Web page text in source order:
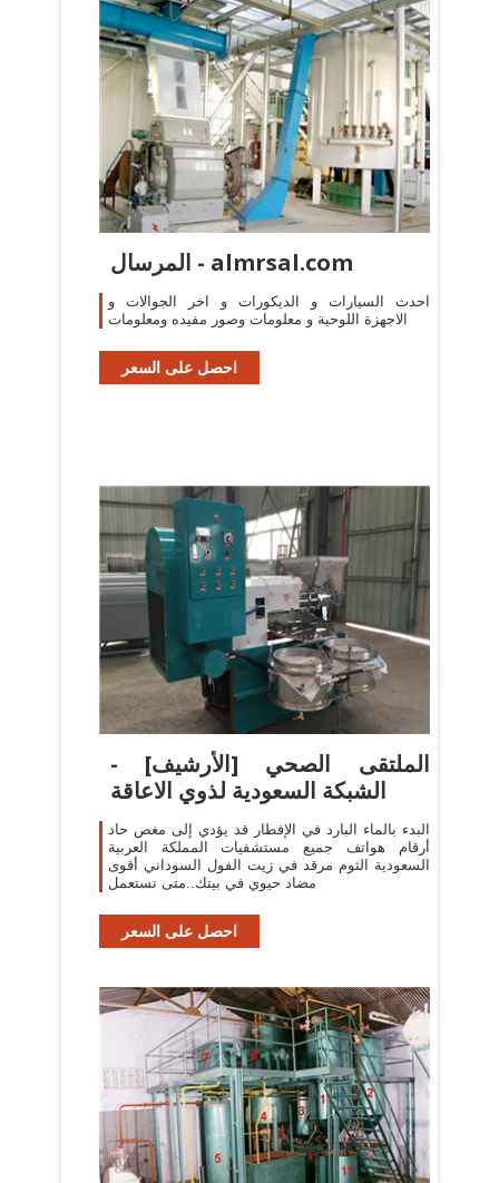
المرسال - almrsal.com
احدث السيارات و الديكورات و اخر الجوالات و
الاجهزة اللوحية و معلومات وصور مفيده ومعلومات
احصل على السعر
الملتقى الصحي [الأرشيف] -
الشبكة السعودية لذوي الاعاقة
البدء بالماء البارد في الإفطار قد يؤدي إلى مغص حاد
أرقام هواتف جميع مستشفيات المملكة العربية
السعودية الثوم مرقد في زيت الفول السوداني أقوى
مضاد حيوي في بيتك..متى تستعمل
احصل على السعر